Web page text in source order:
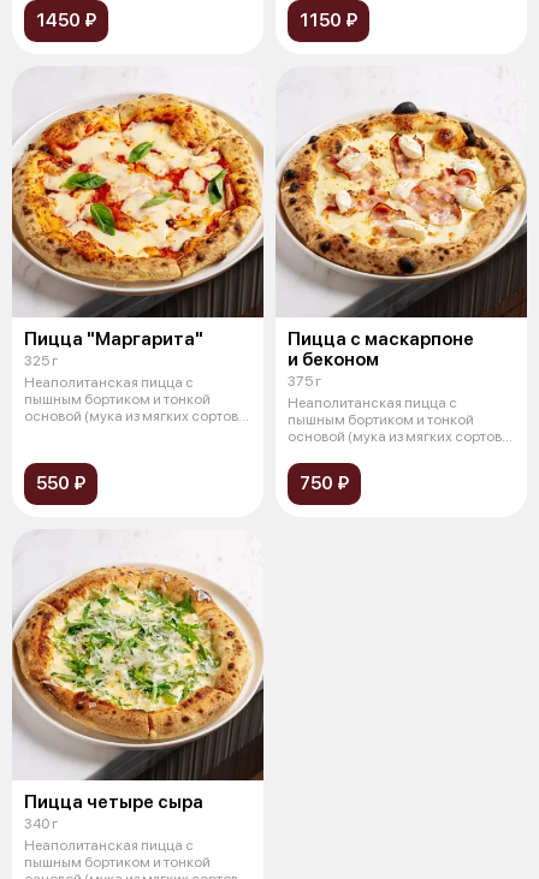
1450 ₽ 1150 ₽
Пицца "Маргарита"
325 г
Неаполитанская пицца с
пышным бортиком и тонкой
основой (мука из мягких сортов
550 ₽
Пицца с маскарпоне
и беконом
375 г
Неаполитанская пицца с
пышным бортиком и тонкой
основой (мука из мягких сортов
750 ₽
Пицца четыре сыра
340 г
Неаполитанская пицца с
пышным бортиком и тонкой